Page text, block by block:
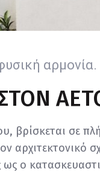
αρμονία.
βρίσκεται σε
αρχιτεκτονικό
ο